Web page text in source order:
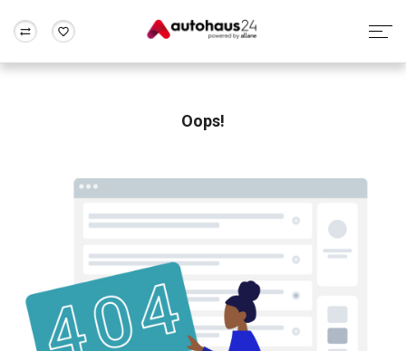
Rund um die Inzahlungnahme
Oops!